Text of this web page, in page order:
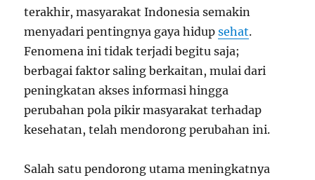
terakhir, masyarakat Indonesia semakin
menyadari pentingnya gaya hidupsehat.
Fenomena ini tidak terjadi begitu saja;
berbagai faktor saling berkaitan, mulai dari
peningkatan akses informasi hingga
perubahan pola pikir masyarakat terhadap
kesehatan, telah mendorong perubahan ini.
Salah satu pendorong utama meningkatnya